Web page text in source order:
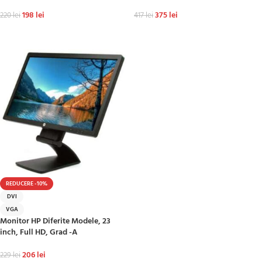
220lei198 lei 417lei375lei
REDUCERE -10%
DVI
VGA
Monitor HP Diferite Modele, 23
inch, Full HD, Grad -A
229lei206lei